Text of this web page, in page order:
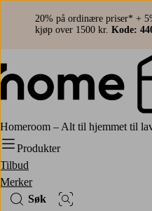
20% på ordinære priser* +
kjøp over 1500 kr. Kode:
Homeroom – Alt til hjemmet til
Produkter
Tilbud
Merker
Søk
Bildesøk